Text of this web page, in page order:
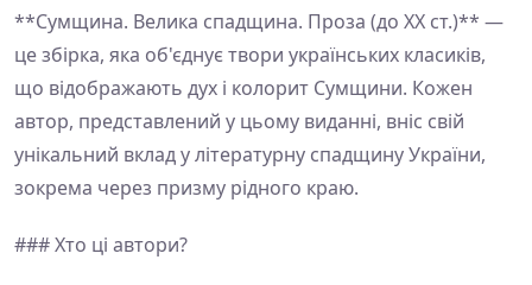
**Сумщина. Велика спадщина. Проза (до ХХ ст.)** —
це збірка, яка об'єднує твори українських класиків,
що відображають дух і колорит Сумщини. Кожен
автор, представлений у цьому виданні, вніс свій
унікальний вклад у літературну спадщину України,
зокрема через призму рідного краю.
### Хто ці автори?